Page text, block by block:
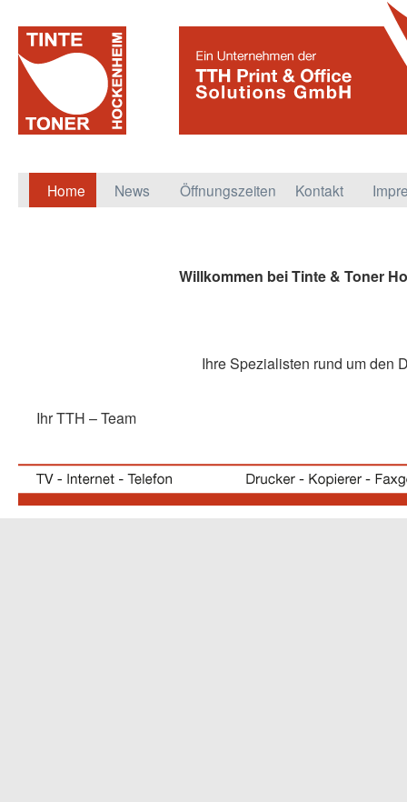
Zum
Home News Öffnungszeiten Kontakt
Willkommen bei Tinte & Toner
Ihre Spezialisten rund um den
Ihr TTH – Team